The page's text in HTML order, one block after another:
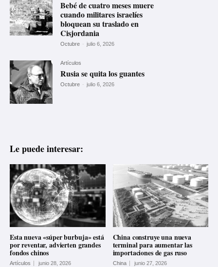
Bebé de cuatro meses muere
cuando militares israelíes
bloquean su traslado en
Cisjordania
Octubre - julio 6, 2026
Artículos
Rusia se quita los guantes
Octubre - julio 6, 2026
Le puede interesar:
Esta nueva «súper burbuja» está
por reventar, advierten grandes
fondos chinos
Artículos junio 28, 2026
China construye una nueva
terminal para aumentar las
importaciones de gas ruso
China junio 27, 2026